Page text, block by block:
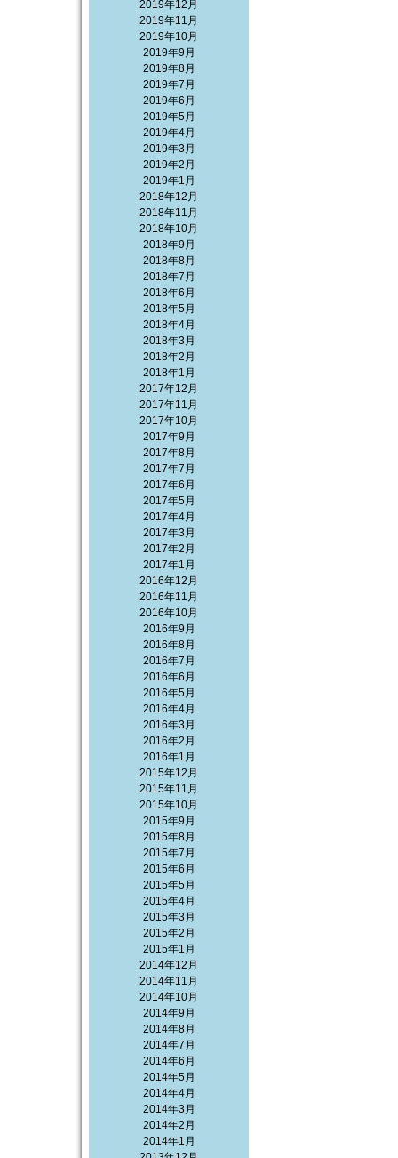
2019年12月
2019年11月
2019年10月
2019年9月
2019年8月
2019年7月
2019年6月
2019年5月
2019年4月
2019年3月
2019年2月
2019年1月
2018年12月
2018年11月
2018年10月
2018年9月
2018年8月
2018年7月
2018年6月
2018年5月
2018年4月
2018年3月
2018年2月
2018年1月
2017年12月
2017年11月
2017年10月
2017年9月
2017年8月
2017年7月
2017年6月
2017年5月
2017年4月
2017年3月
2017年2月
2017年1月
2016年12月
2016年11月
2016年10月
2016年9月
2016年8月
2016年7月
2016年6月
2016年5月
2016年4月
2016年3月
2016年2月
2016年1月
2015年12月
2015年11月
2015年10月
2015年9月
2015年8月
2015年7月
2015年6月
2015年5月
2015年4月
2015年3月
2015年2月
2015年1月
2014年12月
2014年11月
2014年10月
2014年9月
2014年8月
2014年7月
2014年6月
2014年5月
2014年4月
2014年3月
2014年2月
2014年1月